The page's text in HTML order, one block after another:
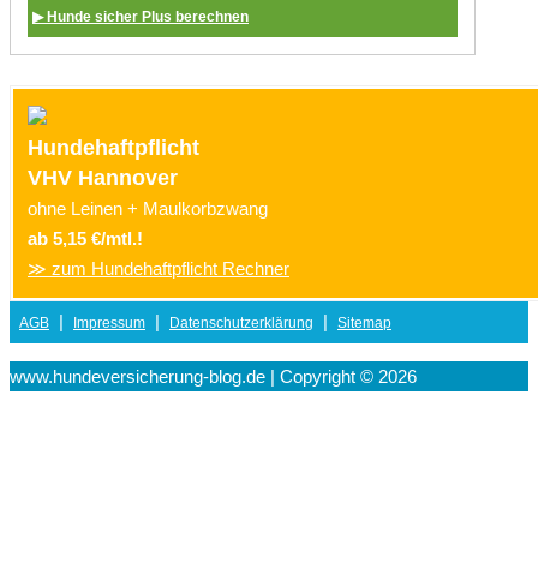
▶ Hunde sicher Plus berechnen
Hundehaftpflicht
VHV Hannover
ohne Leinen + Maulkorbzwang
ab 5,15 €/mtl.!
≫ zum Hundehaftpflicht Rechner
AGB | Impressum | Datenschutzerklärung | Sitemap
www.hundeversicherung-blog.de | Copyright © 2026